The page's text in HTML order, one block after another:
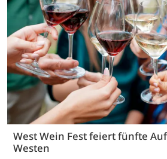
West Wein Fest feiert fünfte
Westen